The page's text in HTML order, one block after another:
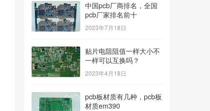
中国pcb厂商排名，全国
pcb厂家排名前十
2023年7月18日
贴片电阻阻值一样大小不
一样可以互换吗？
2023年4月18日
pcb板材质有几种，pcb板
材质em390